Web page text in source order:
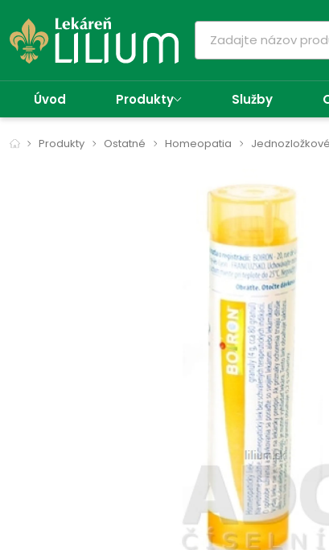
Úvod Produkty Služby
Produkty Ostatné Homeopatia Jednozložkové